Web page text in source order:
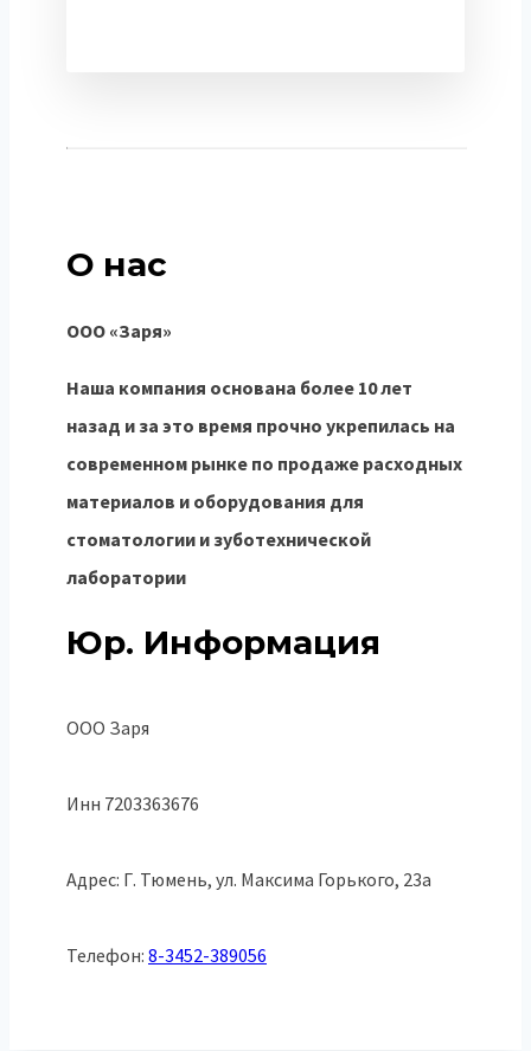
О нас
ООО «Заря»
Наша компания основана более 10 лет
назад и за это время прочно укрепилась на
современном рынке по продаже расходных
материалов и оборудования для
стоматологии и зуботехнической
лаборатории
Юр. Информация
ООО Заря
Инн 7203363676
Адрес: Г. Тюмень, ул. Максима Горького, 23а
Телефон: 8-3452-389056